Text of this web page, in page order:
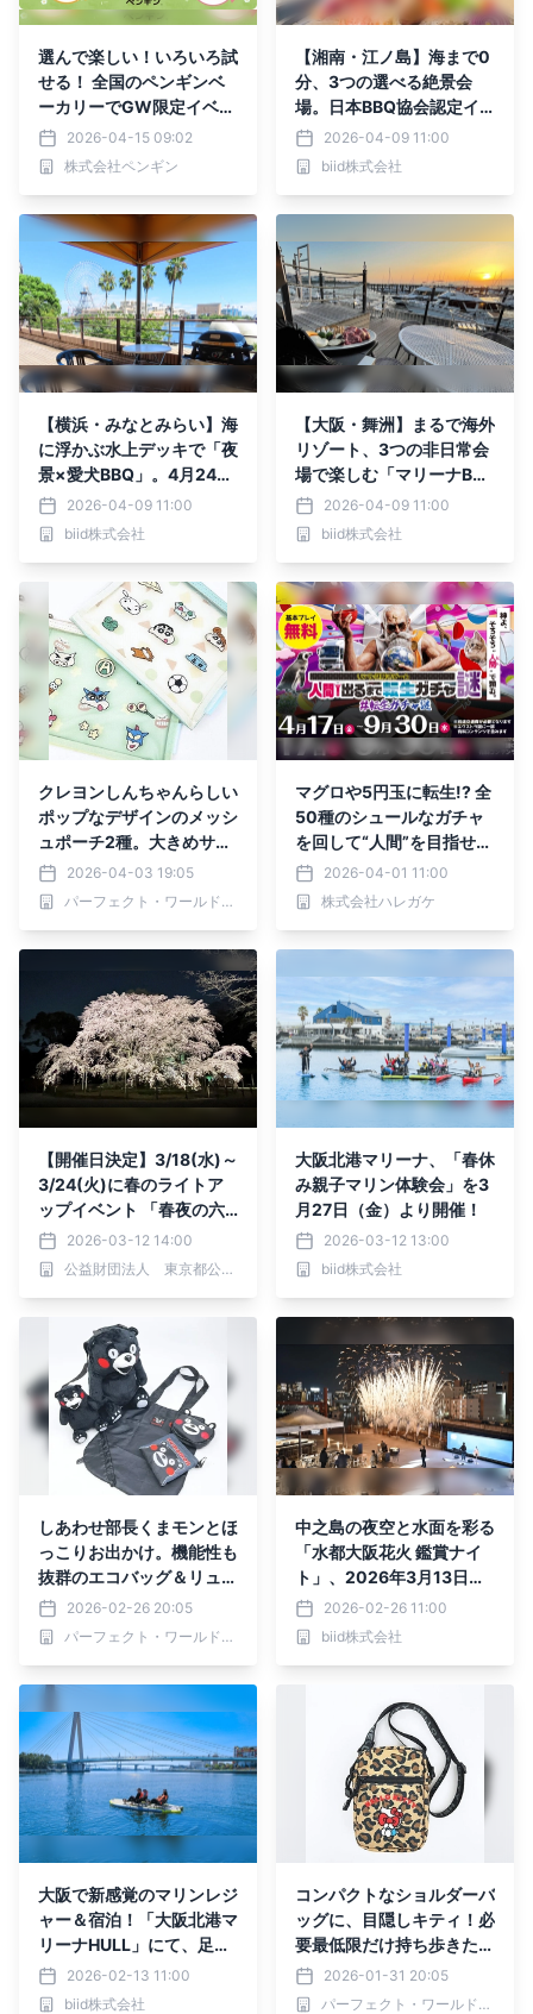
選んで楽しい！いろいろ試
せる！ 全国のペンギンベ
ーカリーでGW限定イベン
トを開催2026-04-15 09:02
株式会社ペンギン
【湘南・江ノ島】海まで0
分、3つの選べる絶景会
場。日本BBQ協会認定イ
ンストラクター推奨「ハラ
ミステーキBBQ」が4月24
日(金)より始動！手ぶらで
2026-04-09 11:00
biid株式会社
【横浜・みなとみらい】海
に浮かぶ水上デッキで「夜
景×愛犬BBQ」。4月24日
(金)より新プラン6種が登
場。煌めく都会の海で味わ
うジューシーハラミステー
2026-04-09 11:00
biid株式会社
【大阪・舞洲】まるで海外
リゾート、3つの非日常会
場で楽しむ「マリーナBB
Q」！4月24日(金)より新
プラン開始。ペット同伴O
K、市内唯一の絶景ロケー
2026-04-09 11:00
biid株式会社
クレヨンしんちゃんらしい
ポップなデザインのメッシ
ュポーチ2種。大きめサイ
ズで使い勝手抜群。お出か
けや旅行にぜひ！
2026-04-03 19:05
パーフェクト・ワールド株式会社
マグロや5円玉に転生!? 全
50種のシュールなガチャ
を回して“人間”を目指せ！
東武線沿線のCHARGESP
OTを巡る、中毒性抜群の
リアル謎解きゲームが登場
2026-04-01 11:00
株式会社ハレガケ
【開催日決定】3/18(水)～
3/24(火)に春のライトア
ップイベント 「春夜の六
義園 夜間特別観賞」を実
施します
2026-03-12 14:00
公益財団法人 東京都公園協会
大阪北港マリーナ、「春休
み親子マリン体験会」を3
月27日（金）より開催！
2026-03-12 13:00
biid株式会社
しあわせ部長くまモンとほ
っこりお出かけ。機能性も
抜群のエコバッグ＆リュッ
クシリーズ
2026-02-26 20:05
パーフェクト・ワールド株式会社
中之島の夜空と水面を彩る
「水都大阪花火 鑑賞ナイ
ト」、2026年3月13日
(金)開催！
2026-02-26 11:00
biid株式会社
大阪で新感覚のマリンレジ
ャー＆宿泊！「大阪北港マ
リーナHULL」にて、足漕
ぎSUP『HOBIE（ホビ
ー）』体験付き宿泊プラン
2026-02-13 11:00
biid株式会社
コンパクトなショルダーバ
ッグに、目隠しキティ！必
要最低限だけ持ち歩きたい
人にオススメのバッグで
す。
2026-01-31 20:05
パーフェクト・ワールド株式会社